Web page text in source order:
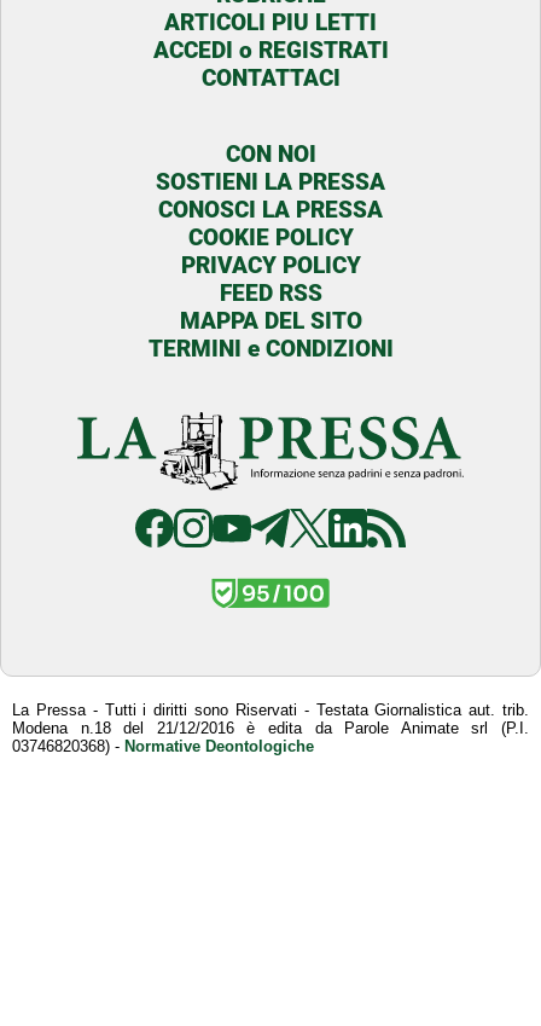
ARTICOLI PIU LETTI
ACCEDI o REGISTRATI
CONTATTACI
CON NOI
SOSTIENI LA PRESSA
CONOSCI LA PRESSA
COOKIE POLICY
PRIVACY POLICY
FEED RSS
MAPPA DEL SITO
TERMINI e CONDIZIONI
La Pressa - Tutti i diritti sono Riservati - Testata Giornalistica aut. trib.
Modena n.18 del 21/12/2016 è edita da Parole Animate srl (P.I.
03746820368) - Normative Deontologiche